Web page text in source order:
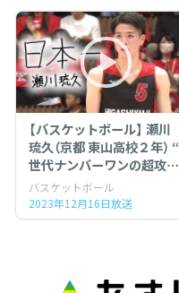
【バスケットボール】 瀬川
琉久（京都 東山高校２年） “
世代ナンバーワンの超攻撃
型ポイントガード ”
バスケットボール
2023年12月16日放送